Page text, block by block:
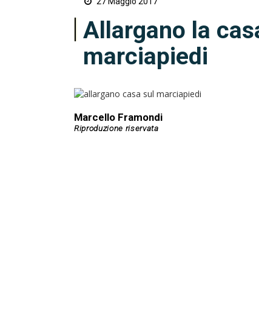
Allargano la
marciapiedi
Marcello Framondi